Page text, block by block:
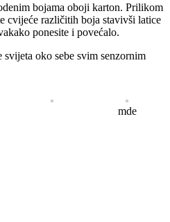
bojama oboji karton. Prilikom
cvijeće različitih boja stavivši latice
ponesite i povećalo.
oko sebe svim senzornim
mde